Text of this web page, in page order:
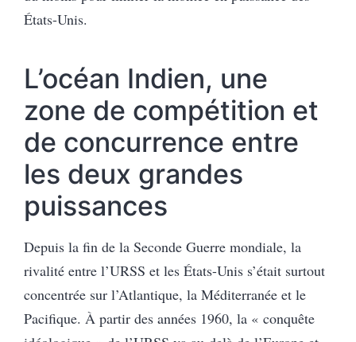
États-Unis.
L’océan Indien, une
zone de compétition et
de concurrence entre
les deux grandes
puissances
Depuis la fin de la Seconde Guerre mondiale, la
rivalité entre l’URSS et les États-Unis s’était surtout
concentrée sur l’Atlantique, la Méditerranée et le
Pacifique. À partir des années 1960, la « conquête